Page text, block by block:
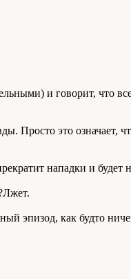
и говорит, что
Просто это
нападки и
эпизод, как будто